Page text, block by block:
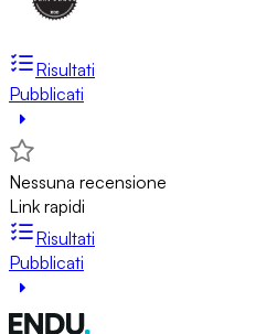
Risultati
Pubblicati
Nessuna recensione
Link rapidi
Risultati
Pubblicati